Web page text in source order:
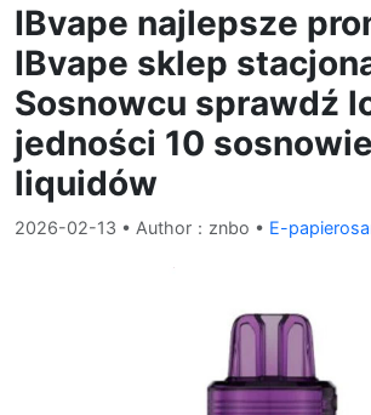
IBvape najlepsze
IBvape sklep
Sosnowcu sprawdź
jedności 10
liquidów
2026-02-13 • Author：znbo • E-